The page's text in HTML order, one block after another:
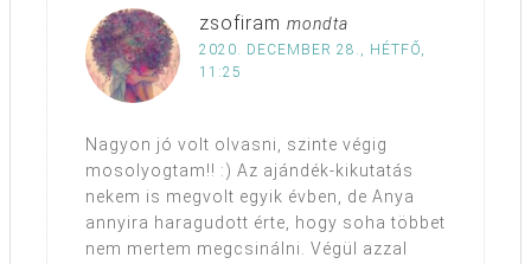
zsofiram mondta
2020. DECEMBER 28., HÉTFŐ,
11:25
Nagyon jó volt olvasni, szinte végig
mosolyogtam!! :) Az ajándék-kikutatás
nekem is megvolt egyik évben, de Anya
annyira haragudott érte, hogy soha többet
nem mertem megcsinálni. Végül azzal